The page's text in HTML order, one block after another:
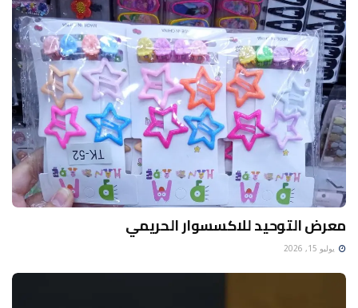
معرض التوحيد للاكسسوار الحريمي
يوليو 15, 2026